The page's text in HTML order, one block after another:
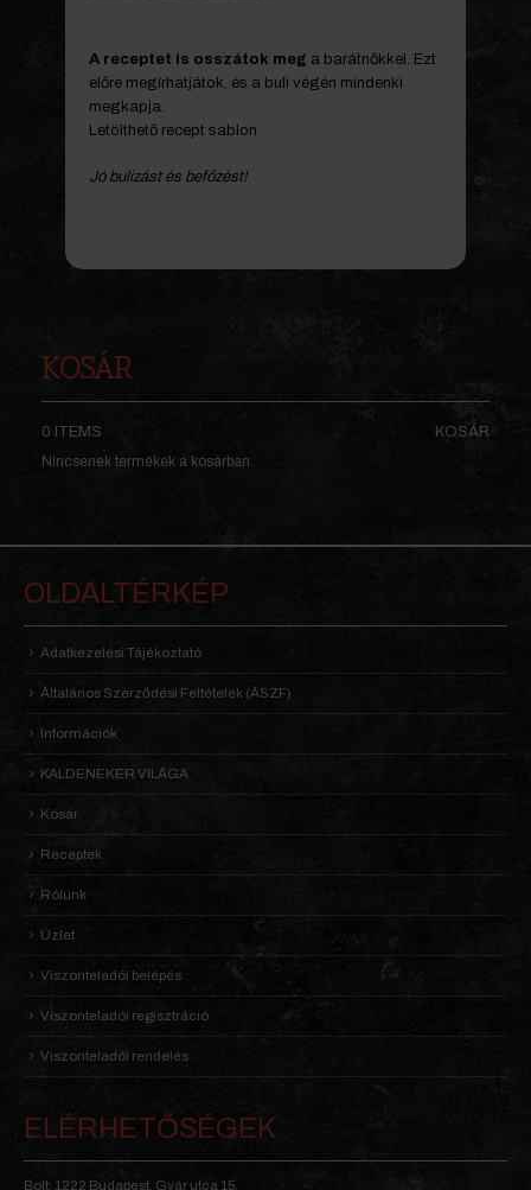
A receptet is osszátok meg a barátnőkkel. Ezt
előre megírhatjátok, és a buli végén mindenki
megkapja.
Letölthető recept sablon
Jó bulizást és befőzést!
KOSÁR
0 ITEMS
KOSÁR
Nincsenek termékek a kosárban.
OLDALTÉRKÉP
Adatkezelési Tájékoztató
Általános Szerződési Feltételek (ÁSZF)
Információk
KALDENEKER VILÁGA
Kosár
Receptek
Rólunk
Üzlet
Viszonteladói belépés
Viszonteladói regisztráció
Viszonteladói rendelés
ELÉRHETŐSÉGEK
Bolt: 1222 Budapest, Gyár utca 15.